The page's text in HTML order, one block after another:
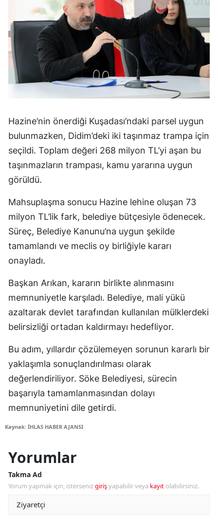
Hazine’nin önerdiği Kuşadası’ndaki parsel uygun
bulunmazken, Didim’deki iki taşınmaz trampa için
seçildi. Toplam değeri 268 milyon TL’yi aşan bu
taşınmazların trampası, kamu yararına uygun
görüldü.
Mahsuplaşma sonucu Hazine lehine oluşan 73
milyon TL’lik fark, belediye bütçesiyle ödenecek.
Süreç, Belediye Kanunu’na uygun şekilde
tamamlandı ve meclis oy birliğiyle kararı
onayladı.
Başkan Arıkan, kararın birlikte alınmasını
memnuniyetle karşıladı. Belediye, mali yükü
azaltarak devlet tarafından kullanılan mülklerdeki
belirsizliği ortadan kaldırmayı hedefliyor.
Bu adım, yıllardır çözülemeyen sorunun kararlı bir
yaklaşımla sonuçlandırılması olarak
değerlendiriliyor. Söke Belediyesi, sürecin
başarıyla tamamlanmasından dolayı
memnuniyetini dile getirdi.
Kaynak: İHLAS HABER AJANSI
Yorumlar
Takma Ad
Yorum yapmak için, istersenizgirişyapabilir veya kayıt olabilirsiniz.